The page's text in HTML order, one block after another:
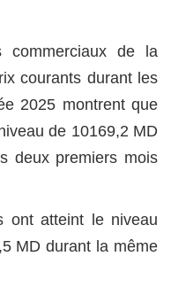
commerciaux de la
courants durant les
2025 montrent que
de 10169,2 MD
deux premiers mois
ont atteint le niveau
MD durant la même